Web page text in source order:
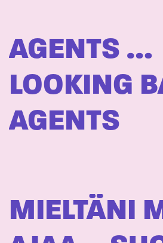
AGENTS …
LOOKING
AGENTS
MIELTÄNI